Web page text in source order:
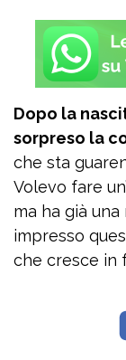
Dopo la
sorpreso la
che sta
Volevo fare
ma ha già
impresso
che cresce in